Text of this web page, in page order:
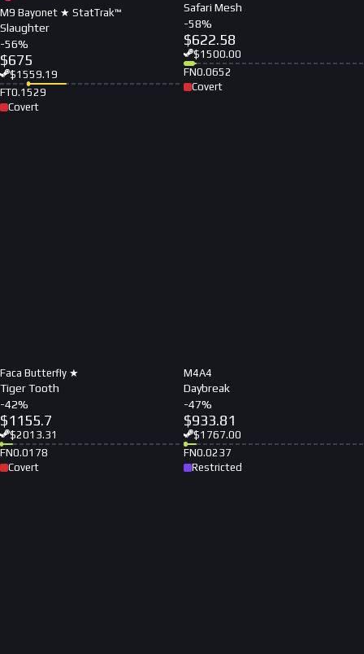
M9 Bayonet ★ StatTrak™
Slaughter
-56%
$675
$1559.19
FT0.1529
Covert
Safari Mesh
-58%
$622.58
$1500.00
FN0.0652
Covert
Faca Butterfly ★
Tiger Tooth
-42%
$1155.7
$2013.31
FN0.0178
Covert
M4A4
Daybreak
-47%
$933.81
$1767.00
FN0.0237
Restricted